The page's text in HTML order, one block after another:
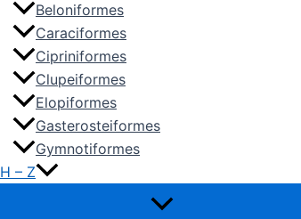
Beloniformes
Caraciformes
Cipriniformes
Clupeiformes
Elopiformes
Gasterosteiformes
Gymnotiformes
H – Z